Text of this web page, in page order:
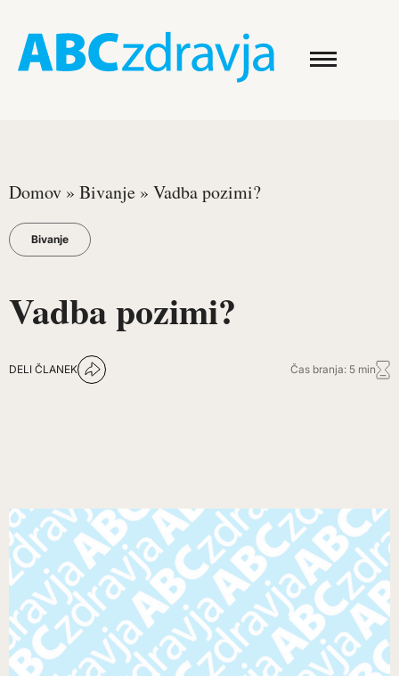
Domov » Bivanje » Vadba pozimi?
Bivanje
Vadba pozimi?
DELI ČLANEK Čas branja: 5 min